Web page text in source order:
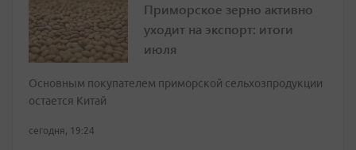
Приморское зерно активно
уходит на экспорт: итоги
июля
Основным покупателем приморской сельхозпродукции
остается Китай
сегодня, 19:24